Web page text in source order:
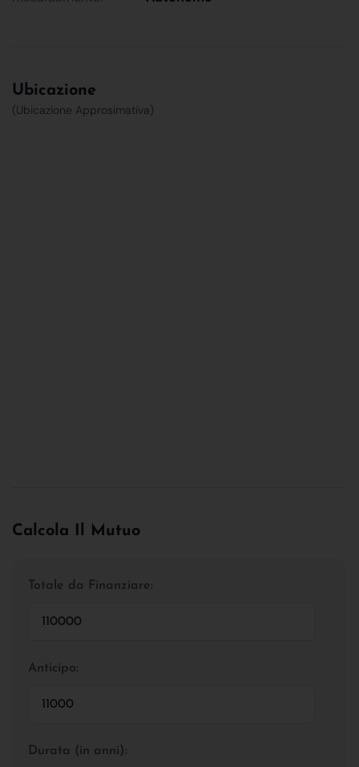
Ubicazione
(Ubicazione Approsimativa)
Calcola Il Mutuo
Totale da Finanziare:
Anticipo:
Durata (in anni):